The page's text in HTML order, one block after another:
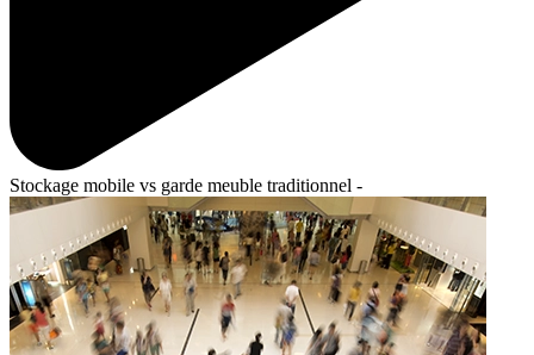
Stockage mobile vs garde meuble traditionnel -